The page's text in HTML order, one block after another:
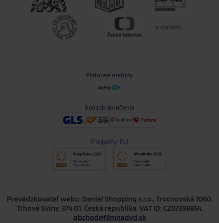
a ďalších...
Platobné metódy
Spôsob doručenia
Projekty EÚ
Prevádzkovateľ webu: Daniel Shopping s.r.o., Trocnovská 1060,
Trhové Sviny, 374 01, Česká republika, VAT ID: CZ07298854,
obchod@filmnadvd.sk